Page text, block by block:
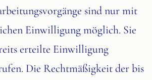
sind nur mit
Einwilligung möglich. Sie
erteilte Einwilligung
Die Rechtmäßigkeit der bis